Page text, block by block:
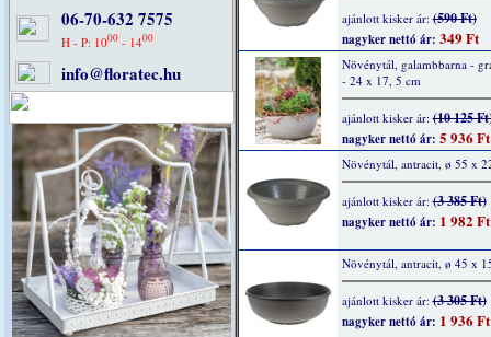
06-70-632 7575
H - P: 1000 - 1400
info@floratec.hu
ajánlott kisker ár:(590 Ft)
nagyker nettó ár: 349 Ft
Növénytál, galambbarna -
- 24 x 17, 5 cm
ajánlott kisker ár:(10 125
nagyker nettó ár: 5 936 Ft
Növénytál, antracit, ø 55 x
ajánlott kisker ár:(3 385 Ft)
nagyker nettó ár: 1 982 Ft
Növénytál, antracit, ø 45 x
ajánlott kisker ár:(3 305 Ft)
nagyker nettó ár: 1 936 Ft